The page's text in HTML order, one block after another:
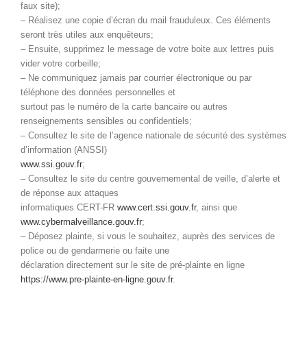
faux site);
– Réalisez une copie d’écran du mail frauduleux. Ces éléments
seront très utiles aux enquêteurs;
– Ensuite, supprimez le message de votre boite aux lettres puis
vider votre corbeille;
– Ne communiquez jamais par courrier électronique ou par
téléphone des données personnelles et
surtout pas le numéro de la carte bancaire ou autres
renseignements sensibles ou confidentiels;
– Consultez le site de l’agence nationale de sécurité des systèmes
d’information (ANSSI)
www.ssi.gouv.fr;
– Consultez le site du centre gouvernemental de veille, d’alerte et
de réponse aux attaques
informatiques CERT-FR www.cert.ssi.gouv.fr, ainsi que
www.cybermalveillance.gouv.fr;
– Déposez plainte, si vous le souhaitez, auprès des services de
police ou de gendarmerie ou faite une
déclaration directement sur le site de pré-plainte en ligne
https://www.pre-plainte-en-ligne.gouv.fr.